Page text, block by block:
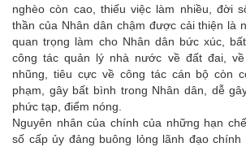
nghèo còn cao, thiếu việc làm nhiều, đời
thần của Nhân dân chậm được cải thiện là
quan trọng làm cho Nhân dân bức xúc,
công tác quản lý nhà nước về đất đai, về
nhũng, tiêu cực về công tác cán bộ còn
phạm, gây bất bình trong Nhân dân, dễ
phức tạp, điểm nóng.
Nguyên nhân của chính của những hạn
số cấp ủy đảng buông lỏng lãnh đạo chính